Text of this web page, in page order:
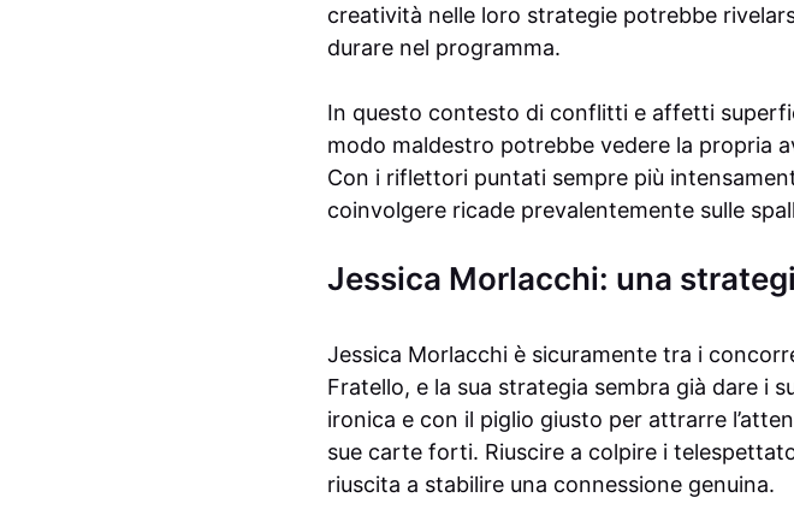
creatività nelle loro strategie potrebbe
durare nel programma.
In questo contesto di conflitti e affetti
modo maldestro potrebbe vedere la propria
Con i riflettori puntati sempre più
coinvolgere ricade prevalentemente sulle
Jessica Morlacchi: una
Jessica Morlacchi è sicuramente tra i
Fratello, e la sua strategia sembra già dare i
ironica e con il piglio giusto per attrarre
sue carte forti. Riuscire a colpire i
riuscita a stabilire una connessione genuina.